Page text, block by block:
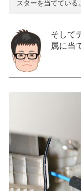
スターを当てている。
そして
属に当